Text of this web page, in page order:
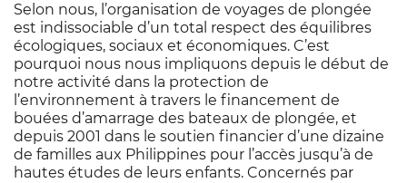
Selon nous, l’organisation de voyages de plongée
est indissociable d’un total respect des équilibres
écologiques, sociaux et économiques. C’est
pourquoi nous nous impliquons depuis le début de
notre activité dans la protection de
l’environnement à travers le financement de
bouées d’amarrage des bateaux de plongée, et
depuis 2001 dans le soutien financier d’une dizaine
de familles aux Philippines pour l’accès jusqu’à de
hautes études de leurs enfants. Concernés par